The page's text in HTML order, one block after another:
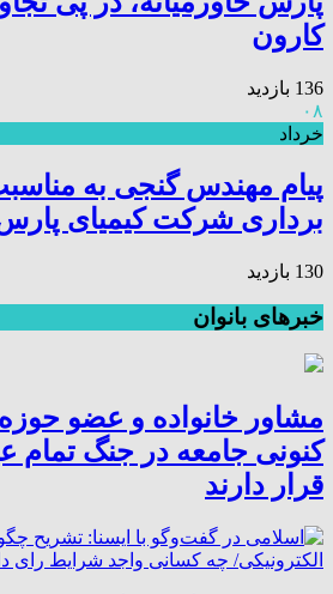
کارون
136 بازدید
۰۸
خرداد
پیام مهندس گنجی به
برداری شرکت کیمیای پارس
130 بازدید
خبرهای بانوان
مشاور خانواده و عضو
کنونی جامعه در جنگ تمام
قرار دارند